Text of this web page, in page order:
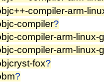
compiler-arm-
compiler?
compiler-arm-linux-
compiler-arm-linux-
fox?
?